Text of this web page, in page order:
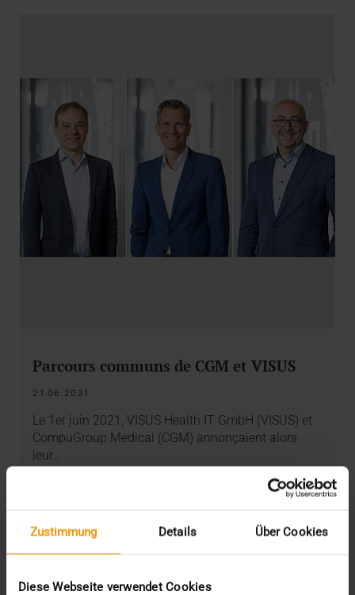
Zustimmung Details Über Cookies
Diese Webseite verwendet Cookies
Parcours communs de CGM et VISUS
21.06.2021
Le 1er juin 2021, VISUS Health IT GmbH (VISUS) et
CompuGroup Medical (CGM) annonçaient alors
leur…
EN SAVOIR PLUS